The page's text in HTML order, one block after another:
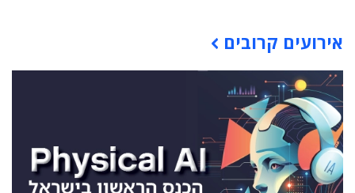
אירועים קרובים